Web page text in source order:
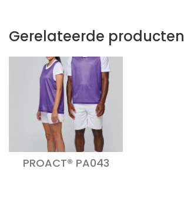
Gerelateerde producten
PROACT® PA043